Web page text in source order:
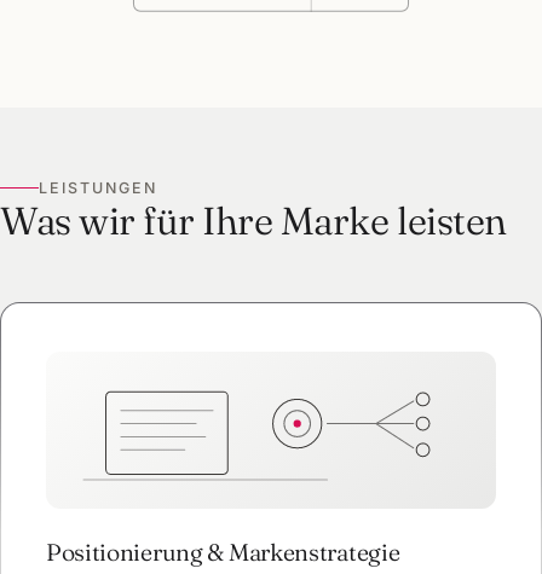
LEISTUNGEN
Was wir für Ihre Marke leisten
Positionierung & Markenstrategie